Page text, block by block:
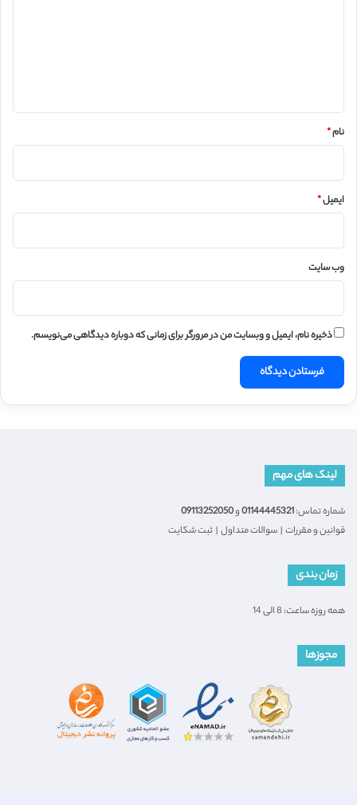
نام*
ایمیل*
وب‌ سایت
ذخیره نام، ایمیل و وبسایت من در مرورگر برای زمانی که دوباره دیدگاهی می‌نویسم.
لینک های مهم
شماره تماس:01144445321و09113252050
قوانین و مقررات | سوالات متداول | ثبت شکایت
زمان بندی
همه روزه ساعت: 8 الی 14
مجوزها